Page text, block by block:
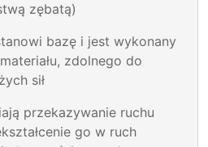
zębatą)
bazę i jest wykonany
zdolnego do
sił
przekazywanie ruchu
go w ruch